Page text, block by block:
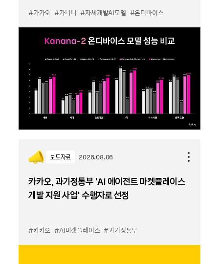
#카카오 #카나나 #자체개발AI모델 #온디바이스
보도자료 2026.08.06
카카오, 과기정통부 ‘AI 에이전트 마켓플레이스
개발 지원 사업’ 수행자로 선정
#카카오 #AI마켓플레이스 #과기정통부